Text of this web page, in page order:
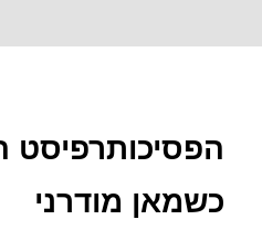
הפסיכותרפיסט
כשמאן מודרני